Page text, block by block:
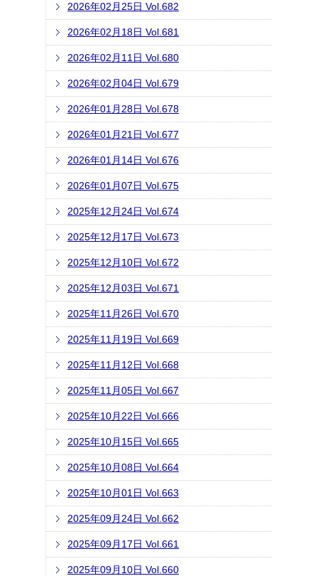
2026年02月25日 Vol.682
2026年02月18日 Vol.681
2026年02月11日 Vol.680
2026年02月04日 Vol.679
2026年01月28日 Vol.678
2026年01月21日 Vol.677
2026年01月14日 Vol.676
2026年01月07日 Vol.675
2025年12月24日 Vol.674
2025年12月17日 Vol.673
2025年12月10日 Vol.672
2025年12月03日 Vol.671
2025年11月26日 Vol.670
2025年11月19日 Vol.669
2025年11月12日 Vol.668
2025年11月05日 Vol.667
2025年10月22日 Vol.666
2025年10月15日 Vol.665
2025年10月08日 Vol.664
2025年10月01日 Vol.663
2025年09月24日 Vol.662
2025年09月17日 Vol.661
2025年09月10日 Vol.660